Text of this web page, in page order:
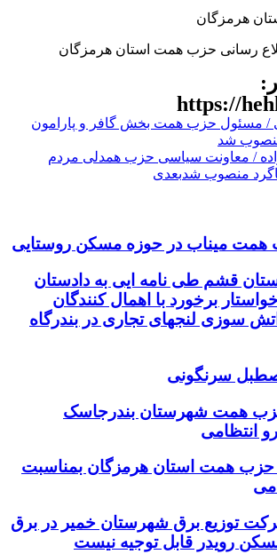
هرمزگان
رسانی حزب همت استان هرمزگان
https://
/ مسئول حزب همت بخش گافر و پارامون
شد
/ معاونت سیاسی حزب همدلی مردم
منصوب شدبعدی
همت میناب در حوزه مسکن روستایی
قشم طی نامه ایی به دادستان
برخورد با اهمال کنندگان
سوزی لنجهای تجاری در بندرگاه
سرنگونی
حزب همت شهرستان بندرجاسک
انتظامی
حزب همت استان هرمزگان بمناسبت
توزیع برق شهرستان خمیر در برق
رویدر قابل توجیه نیست